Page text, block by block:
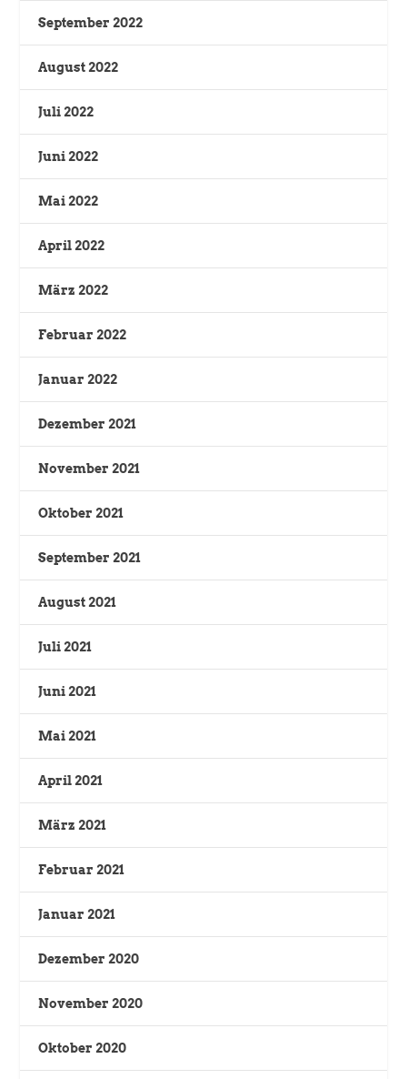
September 2022
August 2022
Juli 2022
Juni 2022
Mai 2022
April 2022
März 2022
Februar 2022
Januar 2022
Dezember 2021
November 2021
Oktober 2021
September 2021
August 2021
Juli 2021
Juni 2021
Mai 2021
April 2021
März 2021
Februar 2021
Januar 2021
Dezember 2020
November 2020
Oktober 2020